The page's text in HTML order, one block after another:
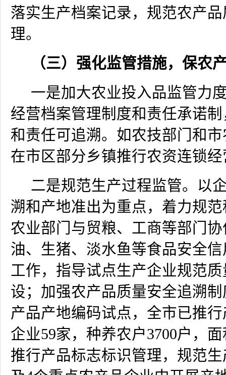
落实生产档案记录，规范农产
理。
（三）强化监管措施，保农
一是加大农业投入品监管力
经营档案管理制度和责任承诺
和责任可追溯。如农技部门和
在市区部分乡镇推行农资连锁
二是规范生产过程监管。以
溯和产地准出为重点，着力规
农业部门与贸粮、工商等部门
油、生猪、淡水鱼等食品安全
工作，指导试点生产企业规范
设；加强农产品质量安全追溯
产品产地编码试点，全市已推
企业59家，种养农户3700户，
推行产品标志标识管理，规范